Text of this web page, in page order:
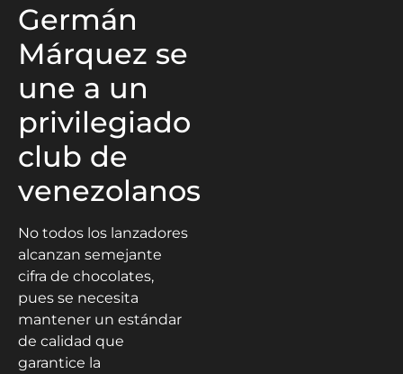
Germán
Márquez se
une a un
privilegiado
club de
venezolanos
No todos los lanzadores
alcanzan semejante
cifra de chocolates,
pues se necesita
mantener un estándar
de calidad que
garantice la